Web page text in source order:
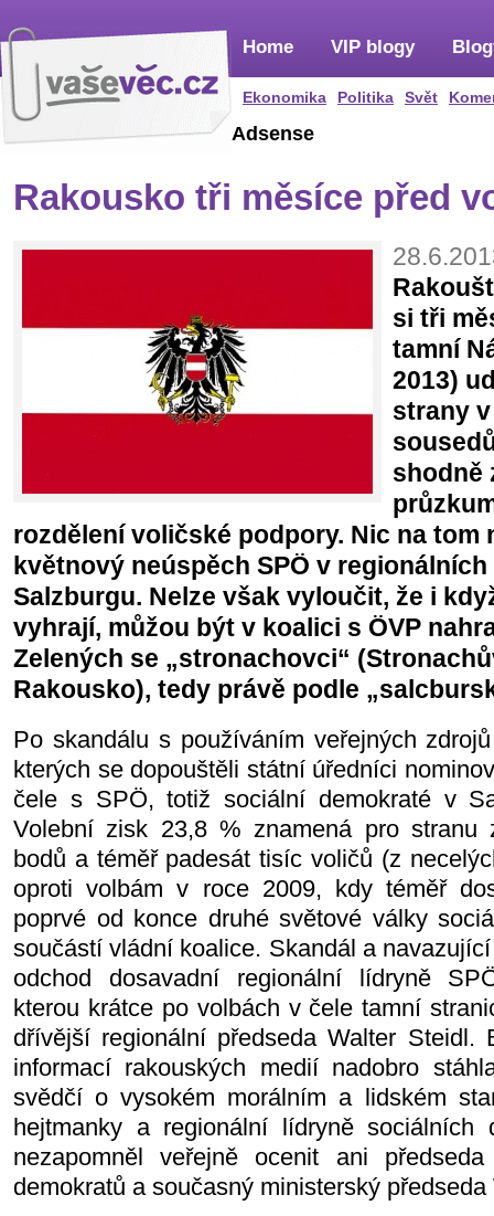
Home
Ekonomika Politika Svět
VIP blogy
Adsense
Rakousko tři měsíce před
si tři
tamní
2013)
strany
shodně
rozdělení voličské podpory. Nic na tom
květnový neúspěch SPÖ v
Salzburgu. Nelze však vyloučit, že i
vyhrají, můžou být v koalici s ÖVP
Zelených se „stronachovci“
Rakousko), tedy právě podle
Po skandálu s používáním veřejných
kterých se dopouštěli státní úředníci
čele s SPÖ, totiž sociální demokraté v
Volební zisk 23,8 % znamená pro stranu
bodů a téměř padesát tisíc voličů (z
oproti volbám v roce 2009, kdy téměř
poprvé od konce druhé světové války
součástí vládní koalice. Skandál a
odchod dosavadní regionální lídryně
kterou krátce po volbách v čele tamní
dřívější regionální předseda Walter Steidl.
informací rakouských medií nadobro
svědčí o vysokém morálním a lidském
hejtmanky a regionální lídryně sociálních
nezapomněl veřejně ocenit ani
demokratů a současný ministerský